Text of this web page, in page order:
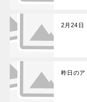
2月24日
昨日の